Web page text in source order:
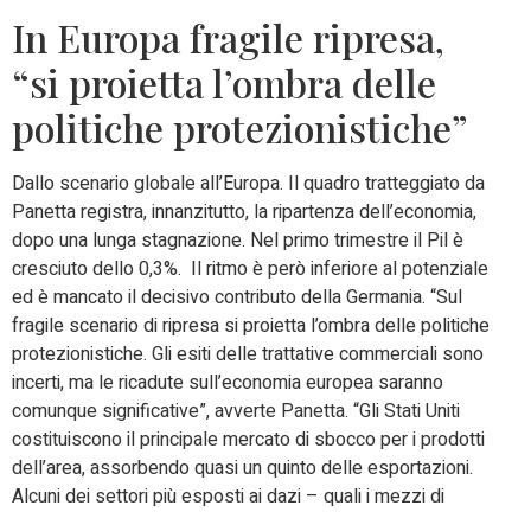
In Europa fragile ripresa,
“si proietta l’ombra delle
politiche protezionistiche”
Dallo scenario globale all’Europa. Il quadro tratteggiato da
Panetta registra, innanzitutto, la ripartenza dell’economia,
dopo una lunga stagnazione. Nel primo trimestre il Pil è
cresciuto dello 0,3%. Il ritmo è però inferiore al potenziale
ed è mancato il decisivo contributo della Germania. “Sul
fragile scenario di ripresa si proietta l’ombra delle politiche
protezionistiche. Gli esiti delle trattative commerciali sono
incerti, ma le ricadute sull’economia europea saranno
comunque significative”, avverte Panetta. “Gli Stati Uniti
costituiscono il principale mercato di sbocco per i prodotti
dell’area, assorbendo quasi un quinto delle esportazioni.
Alcuni dei settori più esposti ai dazi – quali i mezzi di